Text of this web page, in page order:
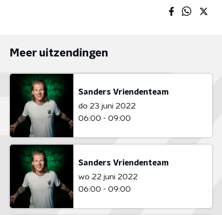
Meer uitzendingen
Sanders Vriendenteam
do 23 juni 2022
06:00 - 09:00
Sanders Vriendenteam
wo 22 juni 2022
06:00 - 09:00